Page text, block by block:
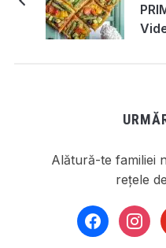
Alătură-te familiei
rețele
facebook